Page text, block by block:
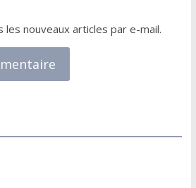
nouveaux articles par e-mail.